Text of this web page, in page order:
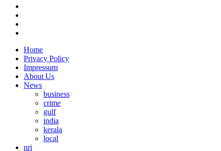
Home
Privacy Policy
Impressum
About Us
News
business
crime
gulf
india
kerala
local
nri